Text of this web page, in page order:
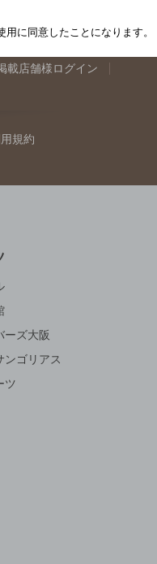
載店舗様ログイン
規約
ーズ大阪
ンゴリアス
ツ
用に同意したことになります。